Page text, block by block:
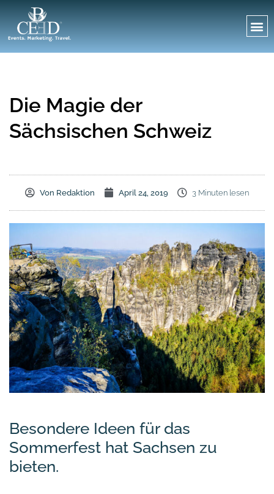
Die Magie der
Sächsischen Schweiz
Von Redaktion April 24, 2019 3 Minuten lesen
Besondere Ideen für das
Sommerfest hat Sachsen zu
bieten.